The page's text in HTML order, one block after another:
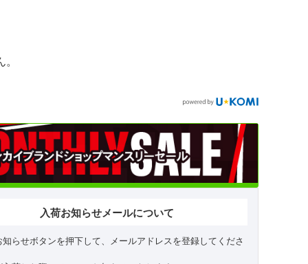
入荷お知らせメールについて
知らせボタンを押下して、メールアドレスを登録してくださ